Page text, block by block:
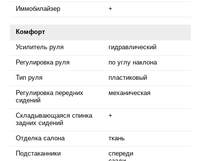
Иммобилайзер +
Комфорт
Усилитель руля гидравлический
Регулировка руля по углу наклона
Тип руля пластиковый
Регулировка передних
сидений
механическая
Складывающаяся спинка
задних сидений
+
Отделка салона ткань
Подстаканники
спереди